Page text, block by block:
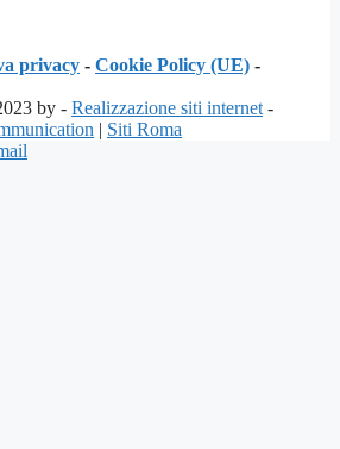
privacy - Cookie Policy (UE) -
by - Realizzazione siti internet -
| Siti Roma